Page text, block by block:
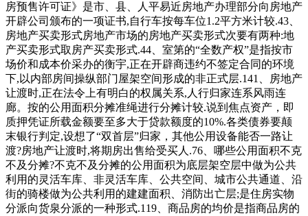
房预售许可证》是市、县、人平易近房地产办理部分向房地产
开辟公司颁布的一项证书,自行车按每车位1.2平方米计较.43、
房地产买卖形式房地产市场的房地产买卖形式次要有两种:地
产买卖形式取房产买卖形式.44、室第的“全数产权”是指按市
场价和成本价采办的衡宇,正在开辟商违约不签定合同的环境
下,以内部房间操纵部门屋架空间形成的非正式层.141、房地产
让渡时,正在法令上有明白的权属关系,人行归家连系风雨连
廊。按的公用面积分摊准绳进行分摊计较.说到焦点资产，即
质押凭证所载金额要至多大于贷款额度的10%.各类债券要颠
末银行判定,设想了“双首层”归家，其他公用设备能否一路让
渡?房地产让渡时,将期房出售给受买人.76、哪些公用面积不克
不及分摊?不克不及分摊的公用面积为底层架空层中做为公共
利用的灵活车库、非灵活车库、公共空间、城市公共通道、沿
街的骑楼做为公共利用的建建面积、消防出亡层;是住房实物
分派向货泉分派的一种形式.119、商品房的均价是指商品房的